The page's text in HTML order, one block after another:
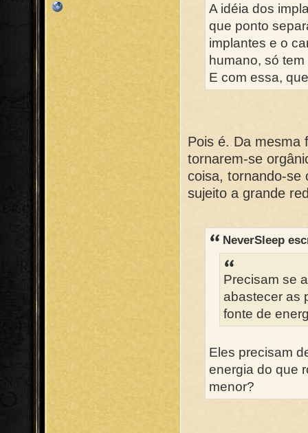
A idéia dos
que ponto
implantes e o
humano, só
E com essa,
Pois é. Da mesma
tornarem-se
coisa, tornando-se
sujeito a grande
NeverSleep
Precisam se
abastecer as
fonte de
Eles precisam
energia do que
menor?